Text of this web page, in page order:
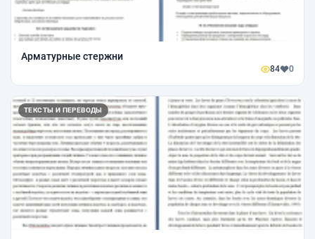
Арматурные стержни
84 0
ТЕКСТЫ И ПЕРЕВОДЫ